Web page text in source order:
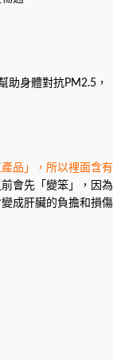
助身體對抗PM2.5，
品」，所以裡面含有
會先「變笨」，因為
成肝臟的負擔和損傷